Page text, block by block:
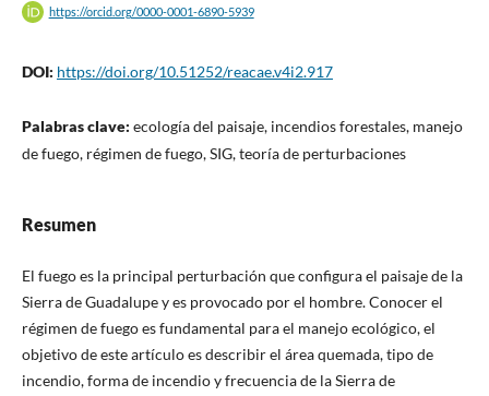
https://orcid.org/0000-0001-6890-5939
DOI: https://doi.org/10.51252/reacae.v4i2.917
Palabras clave: ecología del paisaje, incendios forestales, manejo
de fuego, régimen de fuego, SIG, teoría de perturbaciones
Resumen
El fuego es la principal perturbación que configura el paisaje de la
Sierra de Guadalupe y es provocado por el hombre. Conocer el
régimen de fuego es fundamental para el manejo ecológico, el
objetivo de este artículo es describir el área quemada, tipo de
incendio, forma de incendio y frecuencia de la Sierra de